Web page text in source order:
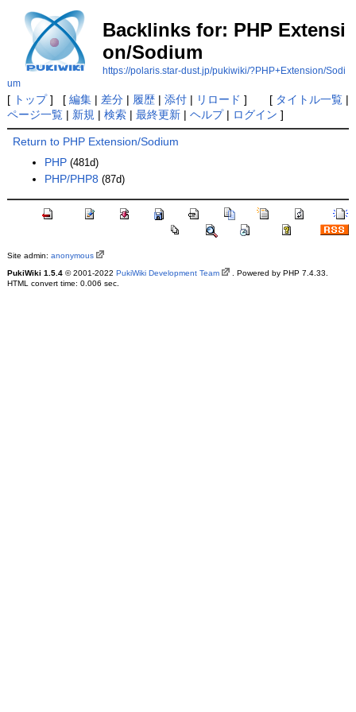
Backlinks for: PHP Extensi
on/Sodium
https://polaris.star-dust.jp/pukiwiki/?PHP+Extension/Sodi
um
[ トップ] [ 編集| 差分| 履歴| 添付| リロード ] [ タイトル一覧|
ページ一覧| 新規 | 検索| 最終更新| ヘルプ| ログイン ]
Return to PHP Extension/Sodium
PHP (481d)
PHP/PHP8 (87d)
Site admin: anonymous
PukiWiki 1.5.4© 2001-2022 PukiWiki Development Team
. Powered by PHP 7.4.33.
HTML convert time: 0.006 sec.